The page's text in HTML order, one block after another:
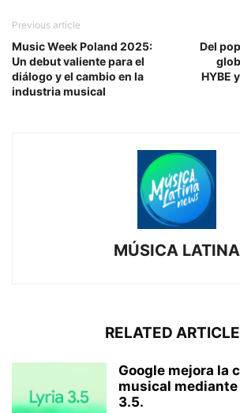
Previous article
Music Week Poland 2025:
Un debut valiente para el
diálogo y el cambio en la
industria musical
Del
HYBE
MÚSICA LATINA
RELATED
Google mejora la
musical mediante
3.5.